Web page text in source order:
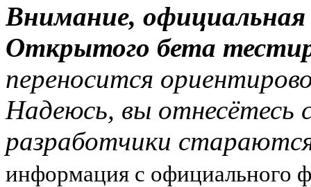
Внимание,
Открытого бета
переносится
Надеюсь, вы
разработчики
информация с официального